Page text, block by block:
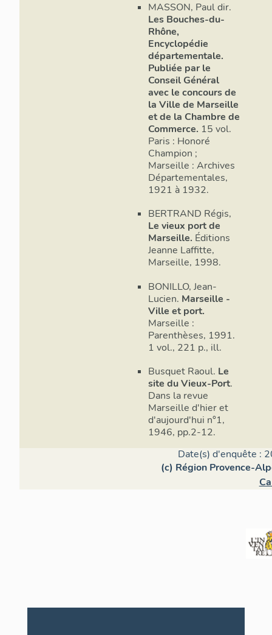
MASSON, Paul dir.
Les Bouches-du-
Rhône,
Encyclopédie
départementale.
Publiée par le
Conseil Général
avec le concours de
la Ville de Marseille
et de la Chambre de
Commerce. 15 vol.
Paris : Honoré
Champion ;
Marseille : Archives
Départementales,
1921 à 1932.
BERTRAND Régis,
Le vieux port de
Marseille. Éditions
Jeanne Laffitte,
Marseille, 1998.
BONILLO, Jean-
Lucien. Marseille -
Ville et port.
Marseille :
Parenthèses, 1991.
1 vol., 221 p., ill.
Busquet Raoul. Le
site du Vieux-Port.
Dans la revue
Marseille d'hier et
d'aujourd'hui n°1,
1946, pp.2-12.
Date(s) d'enquête :
(c) Région Provence-